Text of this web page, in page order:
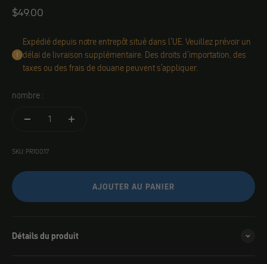
Angebot
$49.00
Expédié depuis notre entrepôt situé dans l'UE. Veuillez prévoir un
délai de livraison supplémentaire. Des droits d'importation, des
taxes ou des frais de douane peuvent s'appliquer.
nombre :
SKU: PR10017
AJOUTER AU PANIER
Détails du produit